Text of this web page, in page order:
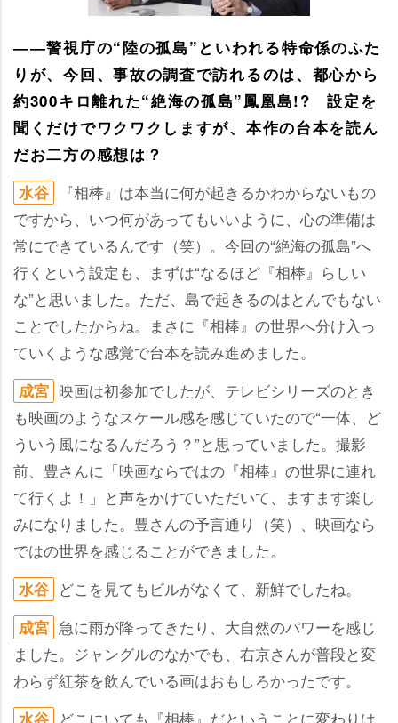
――警視庁の“陸の孤島”といわれる特命係のふた
りが、今回、事故の調査で訪れるのは、都心から
約300キロ離れた“絶海の孤島”鳳凰島!? 設定を
聞くだけでワクワクしますが、本作の台本を読ん
だお二方の感想は？
水谷
『相棒』は本当に何が起きるかわからないもの
ですから、いつ何があってもいいように、心の準備は
常にできているんです（笑）。今回の“絶海の孤島”へ
行くという設定も、まずは“なるほど『相棒』らしい
な”と思いました。ただ、島で起きるのはとんでもない
ことでしたからね。まさに『相棒』の世界へ分け入っ
ていくような感覚で台本を読み進めました。
成宮 映画は初参加でしたが、テレビシリーズのとき
も映画のようなスケール感を感じていたので“一体、ど
ういう風になるんだろう？”と思っていました。撮影
前、豊さんに「映画ならではの『相棒』の世界に連れ
て行くよ！」と声をかけていただいて、ますます楽し
みになりました。豊さんの予言通り（笑）、映画なら
ではの世界を感じることができました。
水谷 どこを見てもビルがなくて、新鮮でしたね。
成宮 急に雨が降ってきたり、大自然のパワーを感じ
ました。ジャングルのなかでも、右京さんが普段と変
わらず紅茶を飲んでいる画はおもしろかったです。
水谷 どこにいても『相棒』だということに変わりは